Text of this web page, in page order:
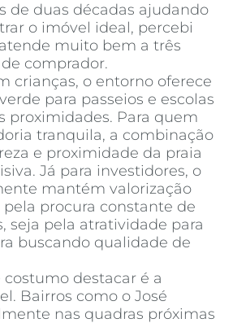
de duas décadas ajudando
o imóvel ideal, percebi
muito bem a três
comprador.
crianças, o entorno oferece
para passeios e escolas
proximidades. Para quem
tranquila, a combinação
e proximidade da praia
Já para investidores, o
mantém valorização
pela procura constante de
seja pela atratividade para
buscando qualidade de
destacar é a
Bairros como o José
nas quadras próximas